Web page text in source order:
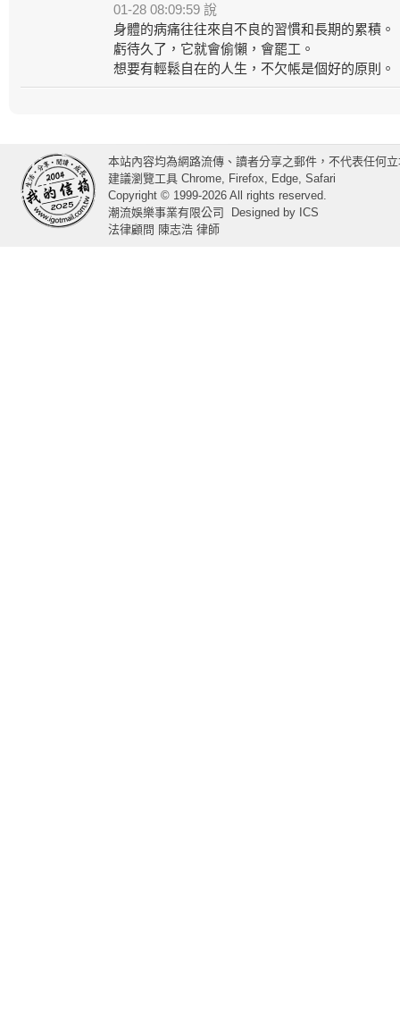
01-28 08:09:59 說
身體的病痛往往來自不良的習慣和長期的累積。
虧待久了，它就會偷懶，會罷工。
想要有輕鬆自在的人生，不欠帳是個好的原則。
本站內容均為網路流傳、讀者分享之郵件，不代表任何
建議瀏覽工具 Chrome, Firefox, Edge, Safari
Copyright © 1999-2026 All rights reserved.
潮流娛樂事業有限公司
Designed by ICS
法律顧問 陳志浩 律師